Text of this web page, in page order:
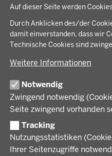
Auf dieser Seite werden
Durch Anklicken des/der
damit einverstanden, dass wir
Technische Cookies sind
Weitere Informationen
Notwendig
Zwingend notwendig
Seite zwingend vorhanden
Tracking
Nutzungsstatistiken
Ihrer Seitenzugriffe
der
Fußzeile
Bauen, Planen und Verkehr
Bildung, Schule und Sport
Regionalplanung und Regionalrat
Wirtschaft, Kultur und Kommunales
IM FOKUS
Energiewende AG
Zusammenarbeit mit den
BEZIRKSREGIERUNG
Regierungsbezirk Münster
Geschichte und Gegenwart
Behördenleitung
Organisation
Förderlotsinnen und Förderlotsen
KARRIERE UND
Stellenangebote
Ausbildung
Volljurist:in
VERFAHREN UND
Amtsblatt